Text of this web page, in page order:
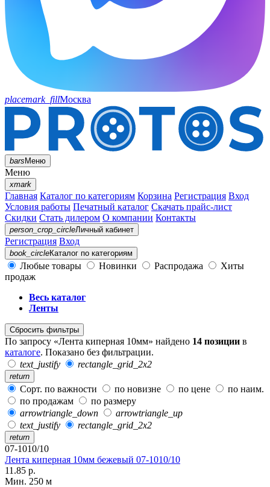
placemark_fillМосква
barsМеню
Меню
xmark
Главная Каталог по категориям Корзина Регистрация Вход
Условия работы Печатный каталог Скачать прайс-лист
Скидки Стать дилером О компании Контакты
person_crop_circleЛичный кабинет
Регистрация Вход
book_circleКаталог по категориям
Любые товары Новинки Распродажа
Хиты
продаж
Весь каталог
Ленты
Сбросить фильтры
По запросу «Лента киперная 10мм» найдено 14 позиции в
каталоге. Показано без фильтрации.
text_justify
rectangle_grid_2x2
return
Сорт. по важности по новизне по цене
по наим.
по продажам
по размеру
arrowtriangle_down
arrowtriangle_up
text_justify
rectangle_grid_2x2
return
07-1010/10
Лента киперная 10мм бежевый 07-1010/10
11.85 р.
Мин. 250 м